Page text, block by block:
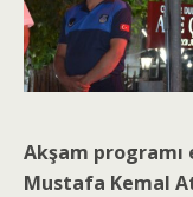
Akşam
Mustafa Kemal